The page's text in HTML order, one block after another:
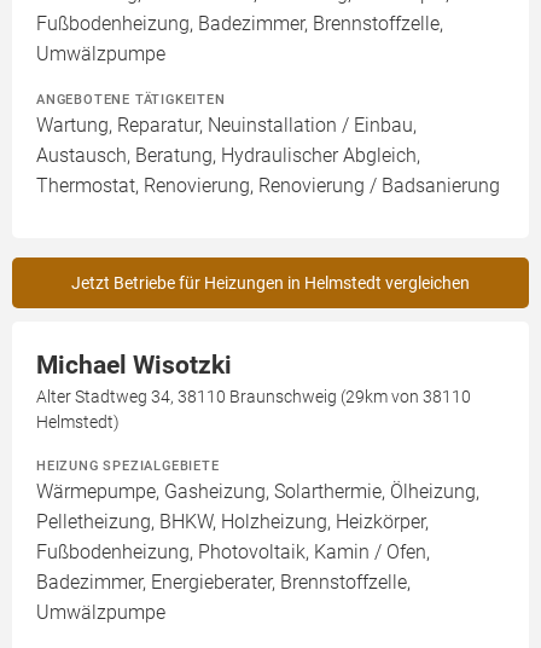
Fußbodenheizung, Badezimmer, Brennstoffzelle,
Umwälzpumpe
ANGEBOTENE TÄTIGKEITEN
Wartung, Reparatur, Neuinstallation / Einbau,
Austausch, Beratung, Hydraulischer Abgleich,
Thermostat, Renovierung, Renovierung / Badsanierung
Jetzt Betriebe für Heizungen in Helmstedt vergleichen
Michael Wisotzki
Alter Stadtweg 34, 38110 Braunschweig (29km von 38110
Helmstedt)
HEIZUNG SPEZIALGEBIETE
Wärmepumpe, Gasheizung, Solarthermie, Ölheizung,
Pelletheizung, BHKW, Holzheizung, Heizkörper,
Fußbodenheizung, Photovoltaik, Kamin / Ofen,
Badezimmer, Energieberater, Brennstoffzelle,
Umwälzpumpe